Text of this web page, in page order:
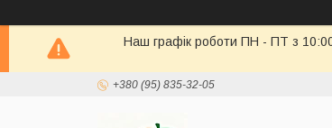
Наш графік роботи ПН - ПТ з
+380 (95) 835-32-05